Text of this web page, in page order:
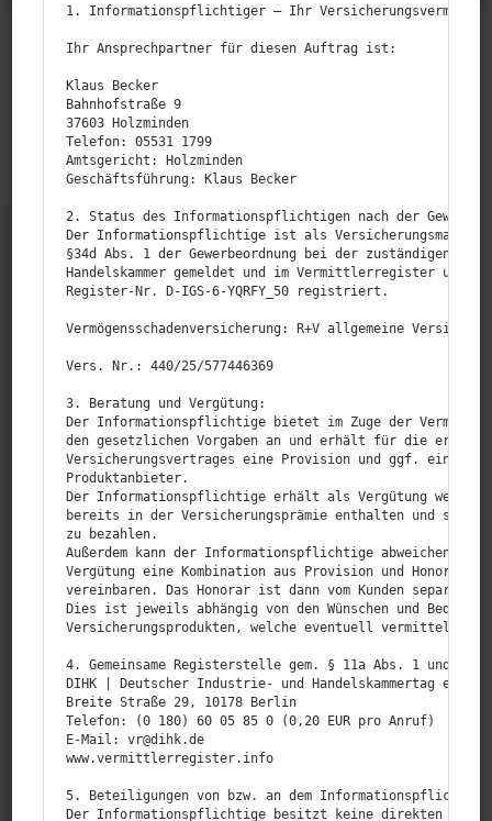
BK-Versicherungsmakler.
Persönlich. Individuell. Digital.
Nützliche Links
Versicherungen
BK-Blog
simplr-App
1. Informationspflichtiger — Ihr
Ihr Ansprechpartner für diesen Auftrag ist:
Klaus Becker
Bahnhofstraße 9
37603 Holzminden
Telefon: 05531 1799
Amtsgericht: Holzminden
Geschäftsführung: Klaus Becker
2. Status des Informationspflichtigen nach der
Der Informationspflichtige ist als Versicherungsmakler
§34d Abs. 1 der Gewerbeordnung bei der zuständigen
Handelskammer gemeldet und im Vermittlerregister unter
Register-Nr. D‑IGS-6-YQRFY_50 registriert.
Vermögensschadenversicherung: R+V allgemeine
Vers. Nr.: 440/25/577446369
3. Beratung und Vergütung:
Der Informationspflichtige bietet im Zuge der
den gesetzlichen Vorgaben an und erhält für die
Versicherungsvertrages eine Provision und ggf. eine
Produktanbieter.
Der Informationspflichtige erhält als Vergütung weitere
bereits in der Versicherungsprämie enthalten und somit
zu bezahlen.
Außerdem kann der Informationspflichtige abweichend mit
Vergütung eine Kombination aus Provision und Honorar
vereinbaren. Das Honorar ist dann vom Kunden separat
Dies ist jeweils abhängig von den Wünschen und
Versicherungsprodukten, welche eventuell vermittelt
4. Gemeinsame Registerstelle gem. § 11a Abs. 1 und §
DIHK | Deutscher Industrie- und Handelskammertag e.V.
Breite Straße 29, 10178 Berlin
Telefon: (0 180) 60 05 85 0 (0,20 EUR pro Anruf)
E‑Mail: vr@dihk.de
www.vermittlerregister.info
5. Beteiligungen von bzw. an dem
Der Informationspflichtige besitzt keine direkten oder